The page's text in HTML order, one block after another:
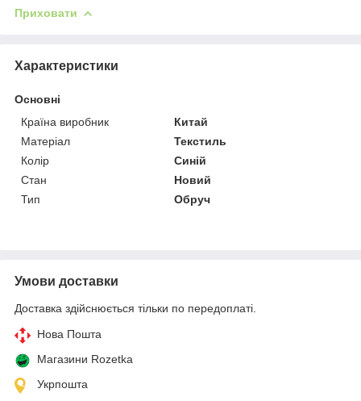
Приховати
Характеристики
Основні
Країна виробник
Китай
Матеріал
Текстиль
Колір
Синій
Стан
Новий
Тип
Обруч
Умови доставки
Доставка здійснюється тільки по передоплаті.
Нова Пошта
Магазини Rozetka
Укрпошта